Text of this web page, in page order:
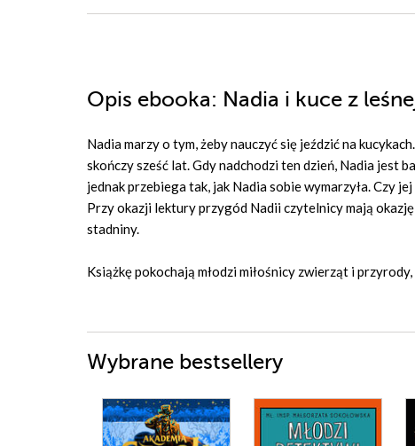
Opis ebooka: Nadia i kuce z
Nadia marzy o tym, żeby nauczyć się jeździć na
skończy sześć lat. Gdy nadchodzi ten dzień, Nadia jest
jednak przebiega tak, jak Nadia sobie wymarzyła. Czy
Przy okazji lektury przygód Nadii czytelnicy mają
stadniny.
Książkę pokochają młodzi miłośnicy zwierząt i
Wybrane bestsellery